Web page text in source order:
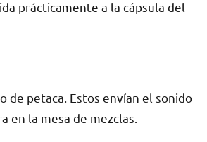
prácticamente a la cápsula del
de petaca. Estos envían el sonido
en la mesa de mezclas.